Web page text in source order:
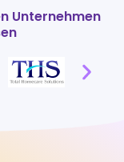
Unternehmen